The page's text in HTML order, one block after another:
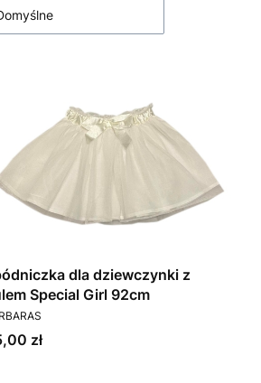
dla dziewczynki z
Special Girl 92cm
zł